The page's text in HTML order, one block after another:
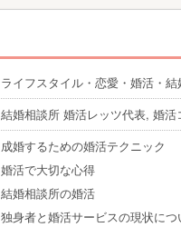
ライフスタイル・恋愛・婚活・結
結婚相談所 婚活レッツ代表, 婚活
成婚するための婚活テクニック
婚活で大切な心得
結婚相談所の婚活
独身者と婚活サービスの現状につ